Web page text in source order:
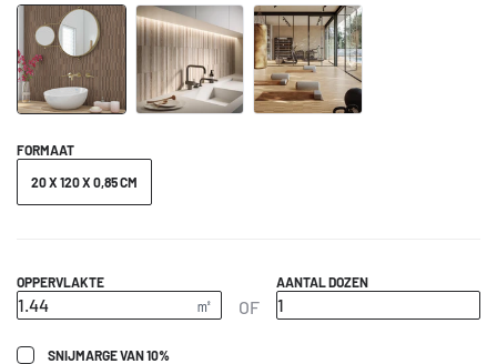
FORMAAT
20 X 120 X 0,85 CM
OPPERVLAKTE
OF
AANTAL DOZEN
SNIJMARGE VAN 10%